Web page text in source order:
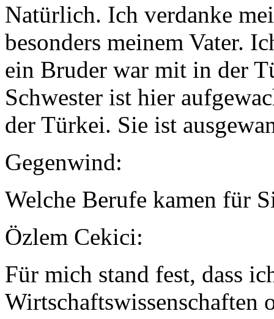
Natürlich. Ich verdanke
besonders meinem Vater.
ein Bruder war mit in der
Schwester ist hier
der Türkei. Sie ist
Gegenwind:
Welche Berufe kamen für
Özlem Cekici:
Für mich stand fest, dass
Wirtschaftswissenschaften